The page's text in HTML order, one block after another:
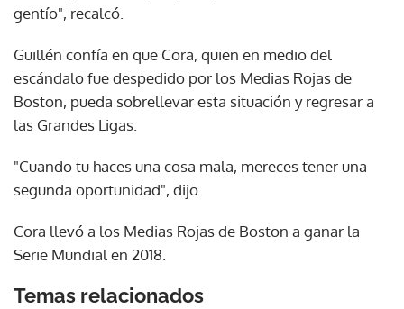
gentío", recalcó.
Guillén confía en que Cora, quien en medio del
escándalo fue despedido por los Medias Rojas de
Boston, pueda sobrellevar esta situación y regresar a
las Grandes Ligas.
"Cuando tu haces una cosa mala, mereces tener una
segunda oportunidad", dijo.
Cora llevó a los Medias Rojas de Boston a ganar la
Serie Mundial en 2018.
Temas relacionados